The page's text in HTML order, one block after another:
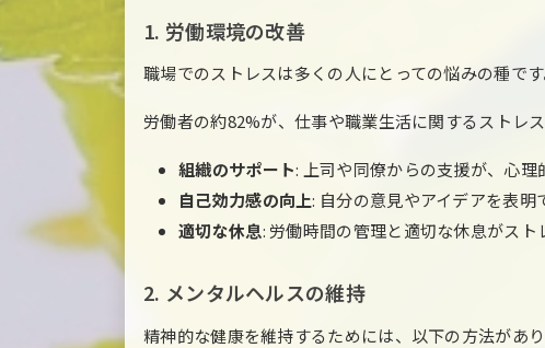
1. 労働環境の改善
職場でのストレスは多くの人にとっての悩みの種です
労働者の約82%が、仕事や職業生活に関するストレ
組織のサポート: 上司や同僚からの支援が、心理
自己効力感の向上: 自分の意見やアイデアを表明
適切な休息: 労働時間の管理と適切な休息がスト
2. メンタルヘルスの維持
精神的な健康を維持するためには、以下の方法があり